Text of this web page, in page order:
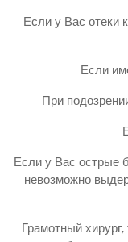
Если у Вас отеки
Если
При
Если у Вас острые
невозможно
Грамотный